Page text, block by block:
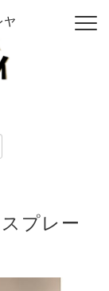
ヤ
プレー